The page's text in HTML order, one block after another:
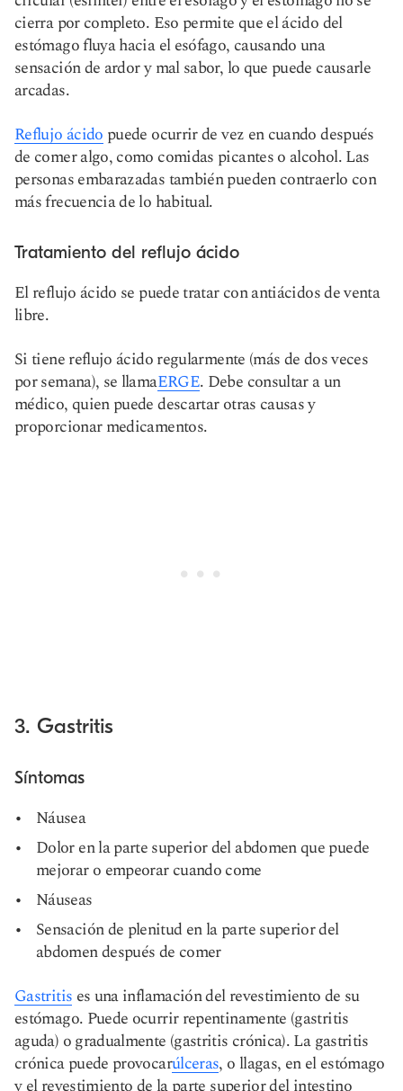
cierra por completo. Eso permite que el ácido del
estómago fluya hacia el esófago, causando una
sensación de ardor y mal sabor, lo que puede causarle
arcadas.
Reflujo ácido puede ocurrir de vez en cuando después
de comer algo, como comidas picantes o alcohol. Las
personas embarazadas también pueden contraerlo con
más frecuencia de lo habitual.
Tratamiento del reflujo ácido
El reflujo ácido se puede tratar con antiácidos de venta
libre.
Si tiene reflujo ácido regularmente (más de dos veces
por semana), se llamaERGE. Debe consultar a un
médico, quien puede descartar otras causas y
proporcionar medicamentos.
3. Gastritis
Síntomas
Náusea
Dolor en la parte superior del abdomen que puede
mejorar o empeorar cuando come
Náuseas
Sensación de plenitud en la parte superior del
abdomen después de comer
Gastritis es una inflamación del revestimiento de su
estómago. Puede ocurrir repentinamente (gastritis
aguda) o gradualmente (gastritis crónica). La gastritis
crónica puede provocarúlceras, o llagas, en el estómago
y el revestimiento de la parte superior del intestino